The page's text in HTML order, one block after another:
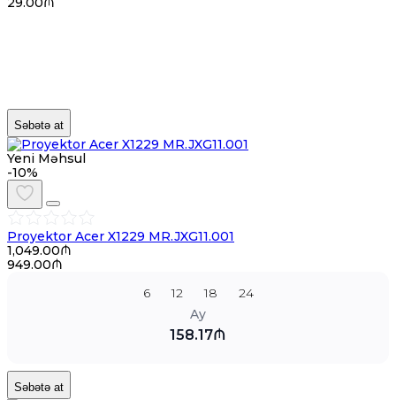
Səbətə at
Yeni Məhsul
-10%
Proyektor Acer X1229 MR.JXG11.001
1,049.00₼
949.00₼
6
12 18
24
Ay
158.17₼
Səbətə at